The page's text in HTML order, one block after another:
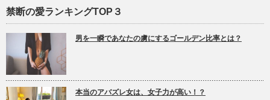
禁断の愛ランキングTOP３
男を一瞬であなたの虜にするゴールデン比率とは？
本当のアバズレ女は、女子力が高い！？